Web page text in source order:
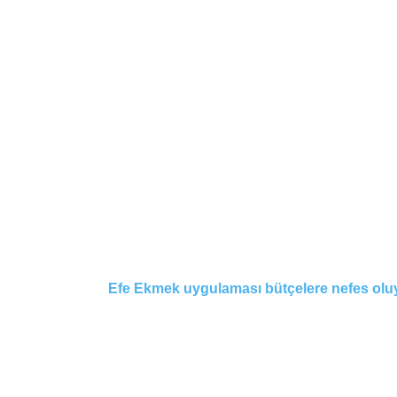
Efe Ekmek uygulaması bütçelere nefes